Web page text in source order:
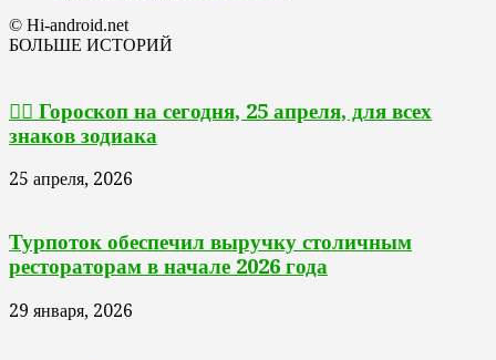
© Hi-android.net
БОЛЬШЕ ИСТОРИЙ
🧙‍♀ Гороскоп на сегодня, 25 апреля, для всех
знаков зодиака
25 апреля, 2026
Турпоток обеспечил выручку столичным
рестораторам в начале 2026 года
29 января, 2026